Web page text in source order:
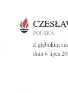
POLSKA
Z głębokim
dniu 6 lipca